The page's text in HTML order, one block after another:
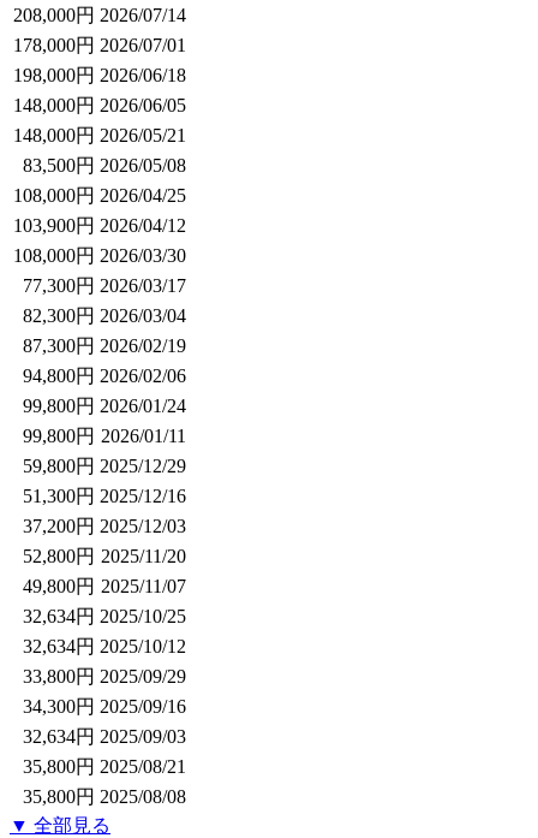
208,000円 2026/07/14
178,000円 2026/07/01
198,000円 2026/06/18
148,000円 2026/06/05
148,000円 2026/05/21
83,500円 2026/05/08
108,000円 2026/04/25
103,900円 2026/04/12
108,000円 2026/03/30
77,300円 2026/03/17
82,300円 2026/03/04
87,300円 2026/02/19
94,800円 2026/02/06
99,800円 2026/01/24
99,800円 2026/01/11
59,800円 2025/12/29
51,300円 2025/12/16
37,200円 2025/12/03
52,800円 2025/11/20
49,800円 2025/11/07
32,634円 2025/10/25
32,634円 2025/10/12
33,800円 2025/09/29
34,300円 2025/09/16
32,634円 2025/09/03
35,800円 2025/08/21
35,800円 2025/08/08
▼ 全部見る